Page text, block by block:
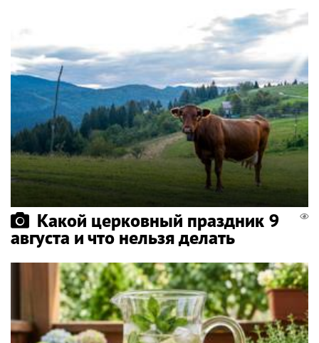
Какой церковный праздник 9
августа и что нельзя делать